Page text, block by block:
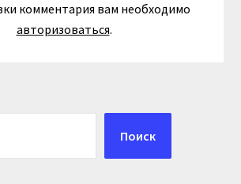
комментария вам необходимо
авторизоваться.
Поиск